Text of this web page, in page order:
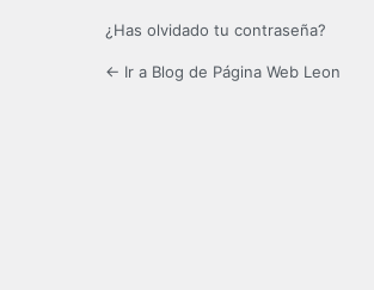
¿Has olvidado tu contraseña?
← Ir a Blog de Página Web Leon